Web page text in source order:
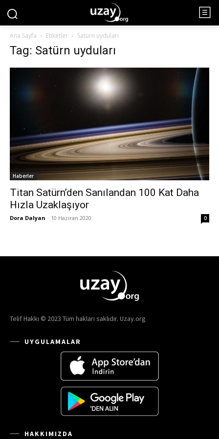
Ana Sayfa Etiketler Satürn uyduları
Tag: Satürn uyduları
Haberler
Titan Satürn’den Sanılandan 100 Kat Daha
Hızla Uzaklaşıyor
Dora Dalyan - 10 Haziran 2020 0
Telif Hakkı © 2023 Tüm hakları saklıdır. Uzay.org
UYGULAMALAR
HAKKIMIZDA